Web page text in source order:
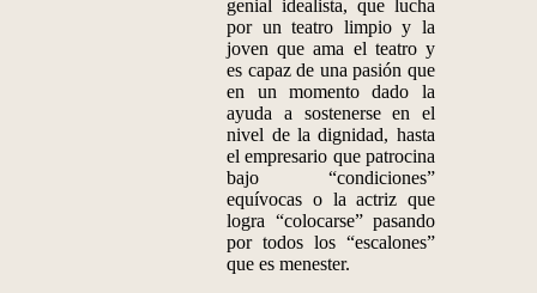
genial idealista, que lucha
por un teatro limpio y la
joven que ama el teatro y
es capaz de una pasión que
en un momento dado la
ayuda a sostenerse en el
nivel de la dignidad, hasta
el empresario que patrocina
bajo “condiciones”
equívocas o la actriz que
logra “colocarse” pasando
por todos los “escalones”
que es menester.